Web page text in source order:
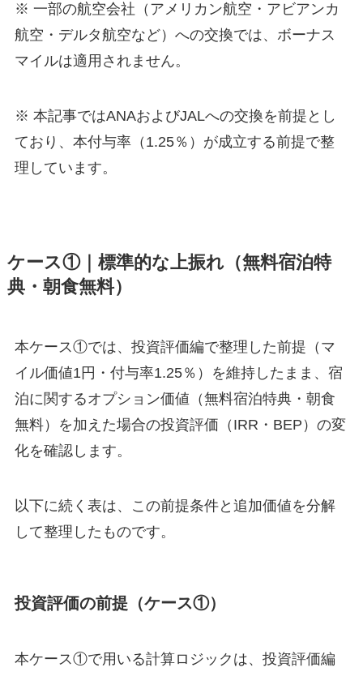
※ 一部の航空会社（アメリカン航空・アビアンカ
航空・デルタ航空など）への交換では、ボーナス
マイルは適用されません。
※ 本記事ではANAおよびJALへの交換を前提とし
ており、本付与率（1.25％）が成立する前提で整
理しています。
ケース①｜標準的な上振れ（無料宿泊特
典・朝食無料）
本ケース①では、投資評価編で整理した前提（マ
イル価値1円・付与率1.25％）を維持したまま、宿
泊に関するオプション価値（無料宿泊特典・朝食
無料）を加えた場合の投資評価（IRR・BEP）の変
化を確認します。
以下に続く表は、この前提条件と追加価値を分解
して整理したものです。
投資評価の前提（ケース①）
本ケース①で用いる計算ロジックは、投資評価編